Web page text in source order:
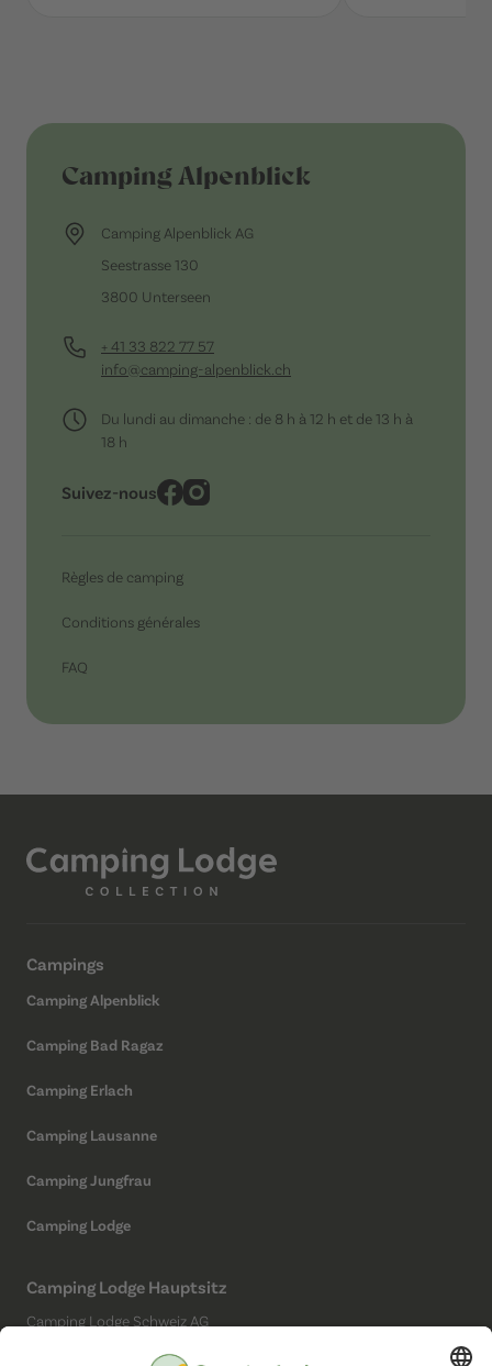
Camping Alpenblick
Camping Alpenblick AG
Seestrasse 130
3800 Unterseen
+ 41 33 822 77 57
info@camping-alpenblick.ch
Du lundi au dimanche : de 8 h à 12 h et de 13 h à
18 h
Suivez-nous
Règles de camping
Conditions générales
FAQ
Campings
Camping Alpenblick
Camping Bad Ragaz
Camping Erlach
Camping Lausanne
Camping Jungfrau
Camping Lodge
Camping Lodge Hauptsitz
Camping Lodge Schweiz AG